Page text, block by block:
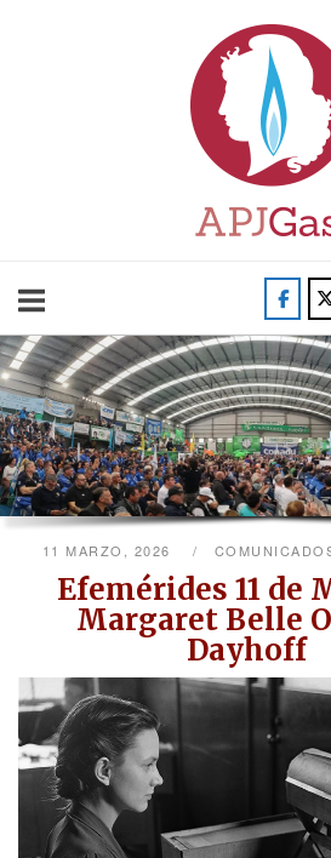
11 MARZO, 2026
Efemérides 11 de
Margaret Belle
Dayhoff